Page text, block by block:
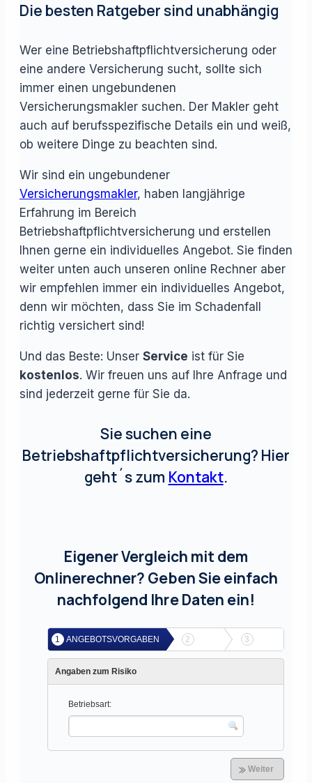
Die besten Ratgeber sind unabhängig
Wer eine Betriebshaftpflichtversicherung oder
eine andere Versicherung sucht, sollte sich
immer einen ungebundenen
Versicherungsmakler suchen. Der Makler geht
auch auf berufsspezifische Details ein und weiß,
ob weitere Dinge zu beachten sind.
Wir sind ein ungebundener
Versicherungsmakler, haben langjährige
Erfahrung im Bereich
Betriebshaftpflichtversicherung und erstellen
Ihnen gerne ein individuelles Angebot. Sie finden
weiter unten auch unseren online Rechner aber
wir empfehlen immer ein individuelles Angebot,
denn wir möchten, dass Sie im Schadenfall
richtig versichert sind!
Und das Beste: Unser Service ist für Sie
kostenlos. Wir freuen uns auf Ihre Anfrage und
sind jederzeit gerne für Sie da.
Sie suchen eine
Betriebshaftpflichtversicherung? Hier
geht´s zum Kontakt.
Eigener Vergleich mit dem
Onlinerechner? Geben Sie einfach
nachfolgend Ihre Daten ein!